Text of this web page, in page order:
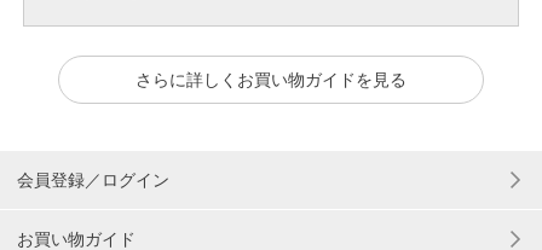
さらに詳しくお買い物ガイドを見る
会員登録／ログイン
お買い物ガイド